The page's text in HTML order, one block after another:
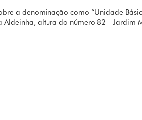
a denominação como “Unidade
Aldeinha, altura do número 82 - Jardim